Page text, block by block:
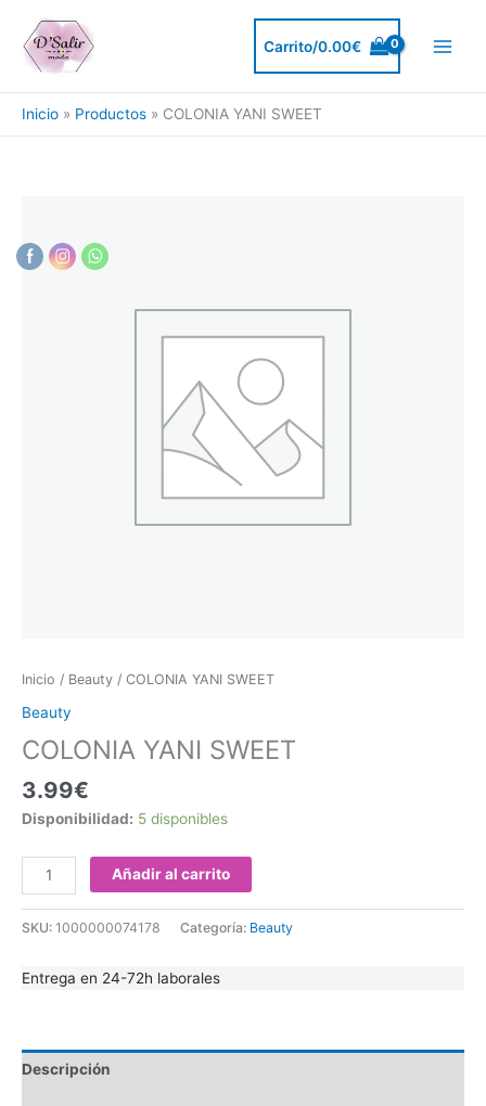
contenido
Carrito/0.00€
Inicio Productos COLONIA YANI SWEET
Inicio / Beauty / COLONIA YANI SWEET
Beauty
COLONIA YANI SWEET
3.99€
Disponibilidad: 5 disponibles
SWEET
Añadir al carrito
SKU: 1000000074178 Categoría: Beauty
Entrega en 24-72h laborales
Descripción